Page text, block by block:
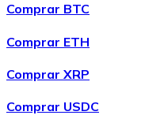
Comprar Chainlink
LINK
Comprar BTC
Comprar ETH
Comprar XRP
Comprar USDC